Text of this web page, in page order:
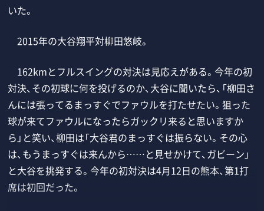
いた。
2015年の大谷翔平対柳田悠岐。
162kmとフルスイングの対決は見応えがある。今年の初
対決、その初球に何を投げるのか、大谷に聞いたら、「柳田さ
んには張ってるまっすぐでファウルを打たせたい。狙った
球が来てファウルになったらガックリ来ると思いますか
ら」と笑い、柳田は「大谷君のまっすぐは振らない。その心
は、もうまっすぐは来んから……と見せかけて、ガビーン」
と大谷を挑発する。今年の初対決は4月12日の熊本、第1打
席は初回だった。